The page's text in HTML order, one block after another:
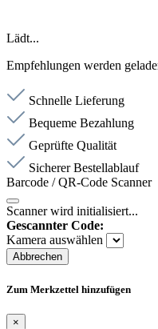
Lädt...
Empfehlungen werden
Schnelle Lieferung
Bequeme Bezahlung
Geprüfte Qualität
Sicherer Bestellablauf
Barcode / QR-Code Scanner
Scanner wird initialisiert...
Gescannter Code:
Kamera auswählen
Abbrechen
Zum Merkzettel hinzufügen
×